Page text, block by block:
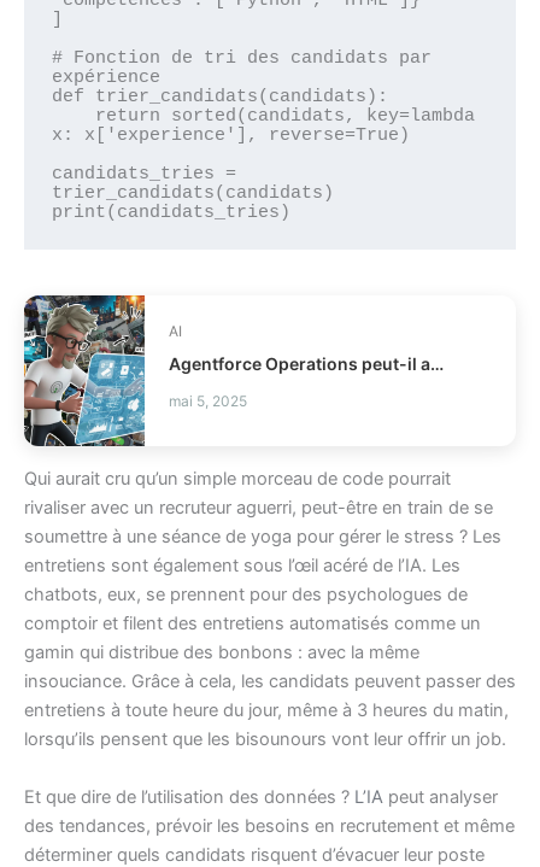
]
# Fonction de tri des candidats par
expérience
def trier_candidats(candidats):
x: x['experience'], reverse=True)
candidats_tries =
trier_candidats(candidats)
AI
Agentforce Operations peut-il automatiser le back-office ?
mai 5, 2025
Qui aurait cru qu’un simple morceau de code pourrait
rivaliser avec un recruteur aguerri, peut-être en train de se
soumettre à une séance de yoga pour gérer le stress ? Les
entretiens sont également sous l’œil acéré de l’IA. Les
chatbots, eux, se prennent pour des psychologues de
comptoir et filent des entretiens automatisés comme un
gamin qui distribue des bonbons : avec la même
insouciance. Grâce à cela, les candidats peuvent passer des
entretiens à toute heure du jour, même à 3 heures du matin,
lorsqu’ils pensent que les bisounours vont leur offrir un job.
Et que dire de l’utilisation des données ? L’IA peut analyser
des tendances, prévoir les besoins en recrutement et même
déterminer quels candidats risquent d’évacuer leur poste